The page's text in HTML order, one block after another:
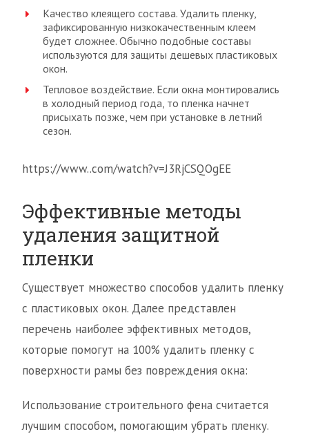
Качество клеящего состава. Удалить пленку,
зафиксированную низкокачественным клеем
будет сложнее. Обычно подобные составы
используются для защиты дешевых пластиковых
окон.
Тепловое воздействие. Если окна монтировались
в холодный период года, то пленка начнет
присыхать позже, чем при установке в летний
сезон.
https://www..com/watch?v=J3RjCSQOgEE
Эффективные методы
удаления защитной
пленки
Существует множество способов удалить пленку
с пластиковых окон. Далее представлен
перечень наиболее эффективных методов,
которые помогут на 100% удалить пленку с
поверхности рамы без повреждения окна:
Использование строительного фена считается
лучшим способом, помогающим убрать пленку.